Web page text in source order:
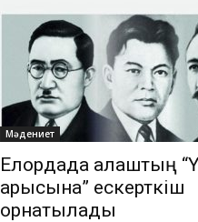
Мәдениет
Елордада алаштың
арысына” ескерткіш
орнатылады